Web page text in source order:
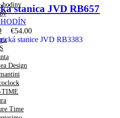
hodiny
Design
TIME
Time
stanica JVD RB657
€54.00